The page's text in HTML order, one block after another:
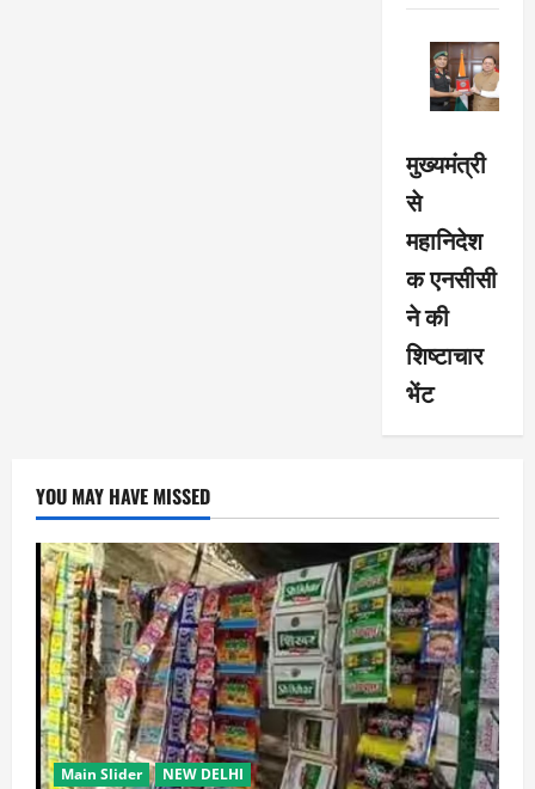
मुख्यमंत्री
से
महानिदेश
क एनसीसी
ने की
शिष्टाचार
भेंट
YOU MAY HAVE MISSED
Main Slider NEW DELHI